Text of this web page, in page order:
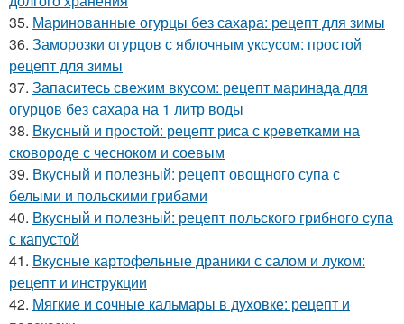
35. Маринованные огурцы без сахара: рецепт для зимы
36. Заморозки огурцов с яблочным уксусом: простой
рецепт для зимы
37. Запаситесь свежим вкусом: рецепт маринада для
огурцов без сахара на 1 литр воды
38. Вкусный и простой: рецепт риса с креветками на
сковороде с чесноком и соевым
39. Вкусный и полезный: рецепт овощного супа с
белыми и польскими грибами
40. Вкусный и полезный: рецепт польского грибного супа
с капустой
41. Вкусные картофельные драники с салом и луком:
рецепт и инструкции
42. Мягкие и сочные кальмары в духовке: рецепт и